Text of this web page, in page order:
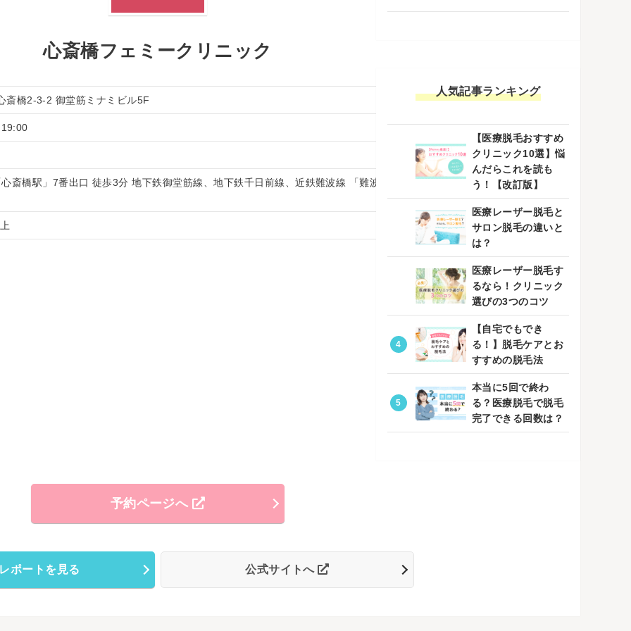
心斎橋フェミークリニック
斎橋2-3-2 御堂筋ミナミビル5F
斎橋駅」7番出口 徒歩3分 地下鉄御堂筋線、地下鉄千日前線、近鉄難波線 「難波駅」25番出口 徒歩3分 JR線、南海電
予約ページへ
ポートを見る 公式サイトへ
人気記事ランキング
【医療脱毛おすすめ
クリニック10選】悩
んだらこれを読も
う！【改訂版】
医療レーザー脱毛と
サロン脱毛の違いと
は？
医療レーザー脱毛す
るなら！クリニック
選びの3つのコツ
【自宅でもでき
る！】脱毛ケアとお
すすめの脱毛法
本当に5回で終わ
る？医療脱毛で脱毛
完了できる回数は？